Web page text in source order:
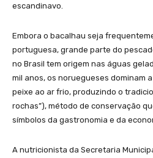
escandinavo.
Embora o bacalhau seja
portuguesa, grande parte do
no Brasil tem origem nas águas
mil anos, os noruegueses dominam
peixe ao ar frio, produzindo o
rochas”), método de conservação
símbolos da gastronomia e da
A nutricionista da Secretaria